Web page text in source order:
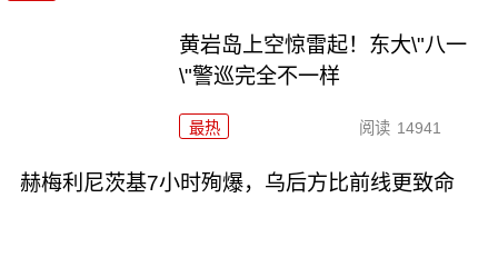
黄岩岛上空惊雷起！东大\"八一
\"警巡完全不一样
最热 阅读 14941
赫梅利尼茨基7小时殉爆，乌后方比前线更致命